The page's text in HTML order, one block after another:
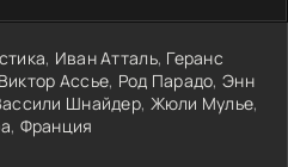
, Иван Атталь, Геранс
Виктор Ассье, Род Парадо,Энн
Шнайдер, Жюли Мулье,
, Франция